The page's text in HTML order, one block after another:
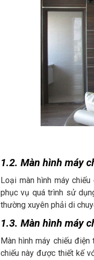
1.2. Màn hình máy
Loại màn hình máy
phục vụ quá trình sử
thường xuyên phải di
1.3. Màn hình máy
Màn hình máy chiếu
chiếu này được thiết kế